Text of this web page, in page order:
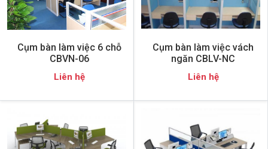
Cụm bàn làm việc 6 chỗ
CBVN-06
Liên hệ
Cụm bàn làm việc vách
ngăn CBLV-NC
Liên hệ